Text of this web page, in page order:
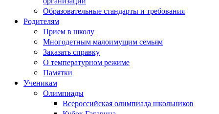
Образовательные стандарты и требования
Родителям
Прием в школу
Многодетным малоимущим семьям
Заказать справку
О температурном режиме
Памятки
Ученикам
Олимпиады
Всероссийская олимпиада школьников